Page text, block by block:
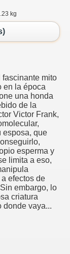
kg
fascinante mito
en la época
una honda
de la
Victor Frank,
esposa, que
esperma y
limita a eso,
efectos de
embargo, lo
criatura
donde vaya...